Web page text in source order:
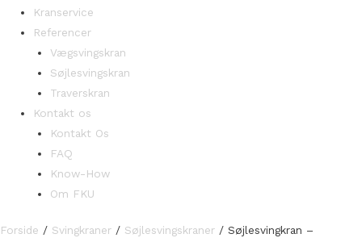
Kranservice
Referencer
Vægsvingskran
Søjlesvingskran
Traverskran
Kontakt os
Kontakt Os
FAQ
Know-How
Om FKU
Forside / Svingkraner / Søjlesvingskraner / Søjlesvingkran –